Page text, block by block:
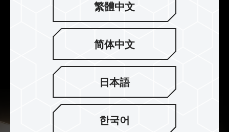
T-CREATE EXPERT CFexpress Plus Type B 메모
리카드는 CFexpress와 호환되며, PCIe 3.0 x 2 인
터페이스를 통해 전송되며, 최대 1,800 MB/s와
1,700 MB/s의 읽기 및 쓰기 속도로, 창작 파일을 기
다릴 필요 없이 즉시 전송이 이루어집니다.
繁體中文
简体中文
日本語
한국어